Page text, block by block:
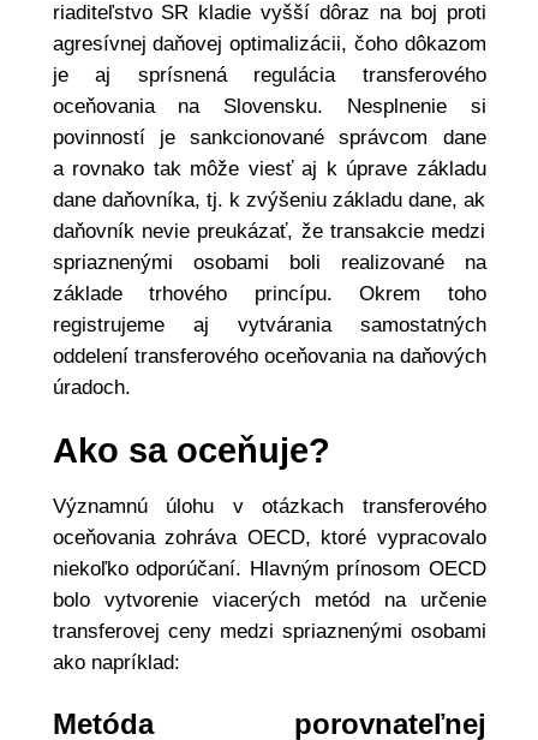
riaditeľstvo SR kladie vyšší dôraz na boj proti
agresívnej daňovej optimalizácii, čoho dôkazom
je aj sprísnená regulácia transferového
oceňovania na Slovensku. Nesplnenie si
povinností je sankcionované správcom dane
a rovnako tak môže viesť aj k úprave základu
dane daňovníka, tj. k zvýšeniu základu dane, ak
daňovník nevie preukázať, že transakcie medzi
spriaznenými osobami boli realizované na
základe trhového princípu. Okrem toho
registrujeme aj vytvárania samostatných
oddelení transferového oceňovania na daňových
úradoch.
Ako sa oceňuje?
Významnú úlohu v otázkach transferového
oceňovania zohráva OECD, ktoré vypracovalo
niekoľko odporúčaní. Hlavným prínosom OECD
bolo vytvorenie viacerých metód na určenie
transferovej ceny medzi spriaznenými osobami
ako napríklad:
Metóda porovnateľnej